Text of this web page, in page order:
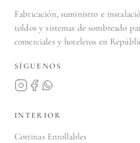
Fabricación, suministro e
toldos y sistemas de sombreado
comerciales y hoteleros en
SÍGUENOS
INTERIOR
Cortinas Enrollables